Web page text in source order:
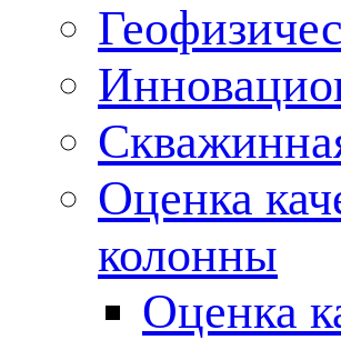
Оценка
колонны
Оценка